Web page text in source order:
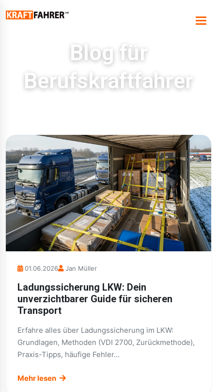
Blog für
Berufskraftfahrer
01.06.2026 Jan Müller
Ladungssicherung LKW: Dein
unverzichtbarer Guide für sicheren
Transport
Erfahre alles über Ladungssicherung im LKW:
Grundlagen, Methoden (VDI 2700, Zurückmethode),
Praxis-Tipps, häufige Fehler...
Mehr lesen